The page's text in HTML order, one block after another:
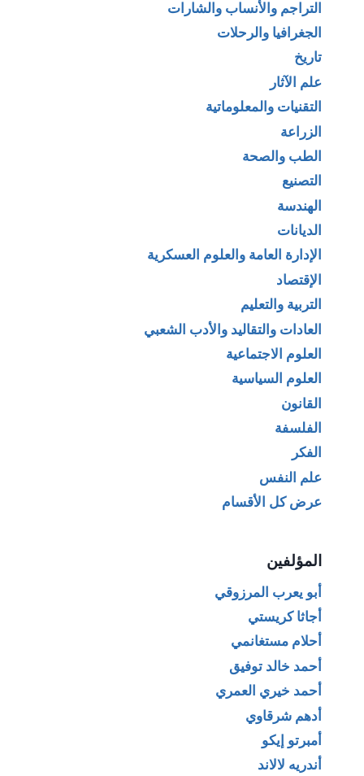
التراجم والأنساب والشارات
الجغرافيا والرحلات
تاريخ
علم الآثار
التقنيات والمعلوماتية
الزراعة
الطب والصحة
التصنيع
الهندسة
الديانات
الإدارة العامة والعلوم العسكرية
الإقتصاد
التربية والتعليم
العادات والتقاليد والأدب الشعبي
العلوم الاجتماعية
العلوم السياسية
القانون
الفلسفة
الفكر
علم النفس
عرض كل الأقسام
المؤلفين
أبو يعرب المرزوقي
أجاثا كريستي
أحلام مستغانمي
أحمد خالد توفيق
أحمد خيري العمري
أدهم شرقاوي
أمبرتو إيكو
أندريه لالاند